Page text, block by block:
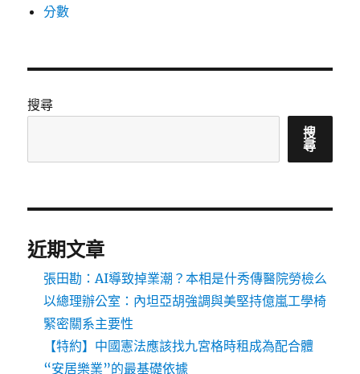
分數
搜尋
搜
尋
近期文章
張田勘：AI導致掉業潮？本相是什秀傳醫院勞檢么
以總理辦公室：內坦亞胡強調與美堅持億嵐工學椅
緊密關系主要性
【特約】中國憲法應該找九宮格時租成為配合體
“安居樂業”的最基礎依據